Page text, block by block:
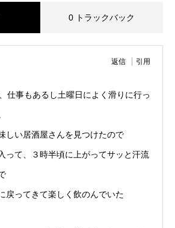
0 トラックバック
返信 引用
仕事もあるし土曜日によく滑りに行っ
しい居酒屋さんを見つけたので
って、３時半頃に上がってサッと汗流
戻ってきて楽しく飲のんでいた